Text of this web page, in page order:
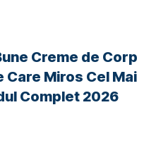
Creme de Corp
Care Miros Cel Mai
Complet 2026
un ecosistem
De la Carpați până
adăpostește peste
și plante, dintre care
aflate sub protecție
România oferă
observa animale